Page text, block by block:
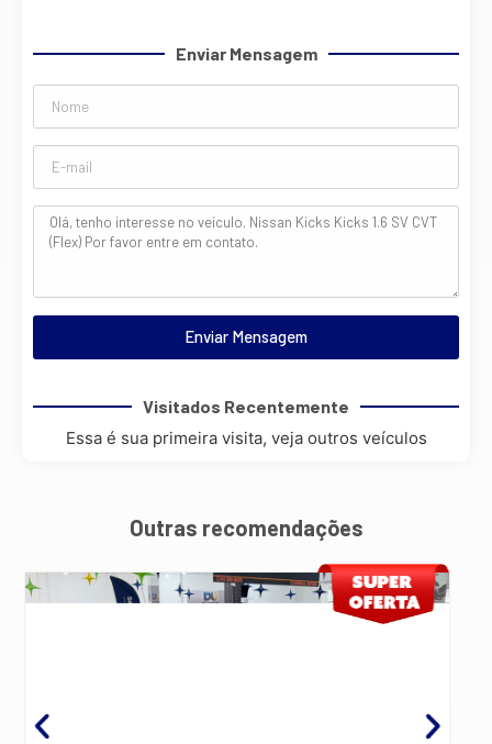
Enviar Mensagem
Enviar Mensagem
Visitados Recentemente
Essa é sua primeira visita, veja outros veículos
Outras recomendações